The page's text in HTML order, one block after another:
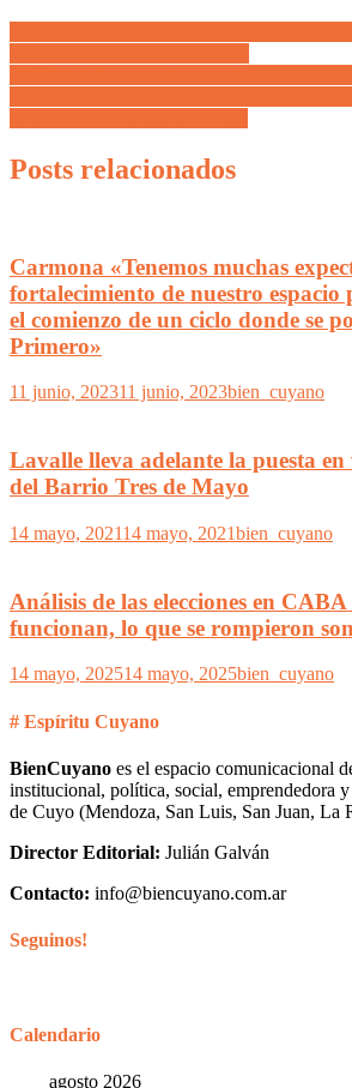
Posts relacionados
Carmona «Tenemos muchas
fortalecimiento de nuestro espacio
el comienzo de un ciclo donde se
Primero»
11 junio, 202311 junio, 2023bien_cuyano
Lavalle lleva adelante la puesta
del Barrio Tres de Mayo
14 mayo, 202114 mayo, 2021bien_cuyano
Análisis de las elecciones en
funcionan, lo que se rompieron
14 mayo, 202514 mayo, 2025bien_cuyano
# Espíritu Cuyano
BienCuyano es el espacio comunicacional
institucional, política, social, emprendedora
de Cuyo (Mendoza, San Luis, San Juan, La
Director Editorial: Julián Galván
Contacto: info@biencuyano.com.ar
Seguinos!
Calendario
agosto 2026